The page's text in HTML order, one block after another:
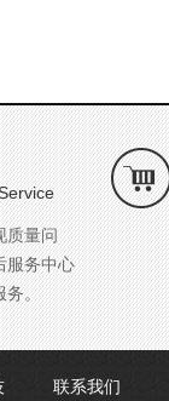
质量问
服务中心
务。
联系我们